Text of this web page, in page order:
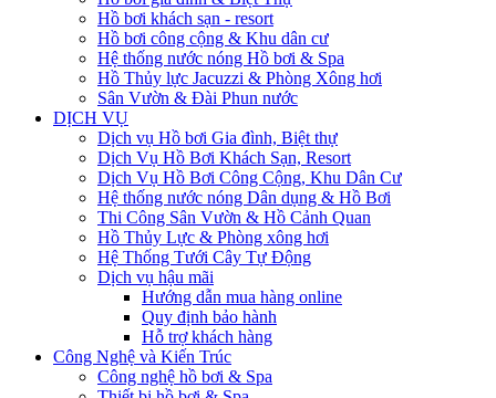
Hồ bơi khách sạn - resort
Hồ bơi công cộng & Khu dân cư
Hệ thống nước nóng Hồ bơi & Spa
Hồ Thủy lực Jacuzzi & Phòng Xông hơi
Sân Vườn & Đài Phun nước
DỊCH VỤ
Dịch vụ Hồ bơi Gia đình, Biệt thự
Dịch Vụ Hồ Bơi Khách Sạn, Resort
Dịch Vụ Hồ Bơi Công Cộng, Khu Dân Cư
Hệ thống nước nóng Dân dụng & Hồ Bơi
Thi Công Sân Vườn & Hồ Cảnh Quan
Hồ Thủy Lực & Phòng xông hơi
Hệ Thống Tưới Cây Tự Động
Dịch vụ hậu mãi
Hướng dẫn mua hàng online
Quy định bảo hành
Hỗ trợ khách hàng
Công Nghệ và Kiến Trúc
Công nghệ hồ bơi & Spa